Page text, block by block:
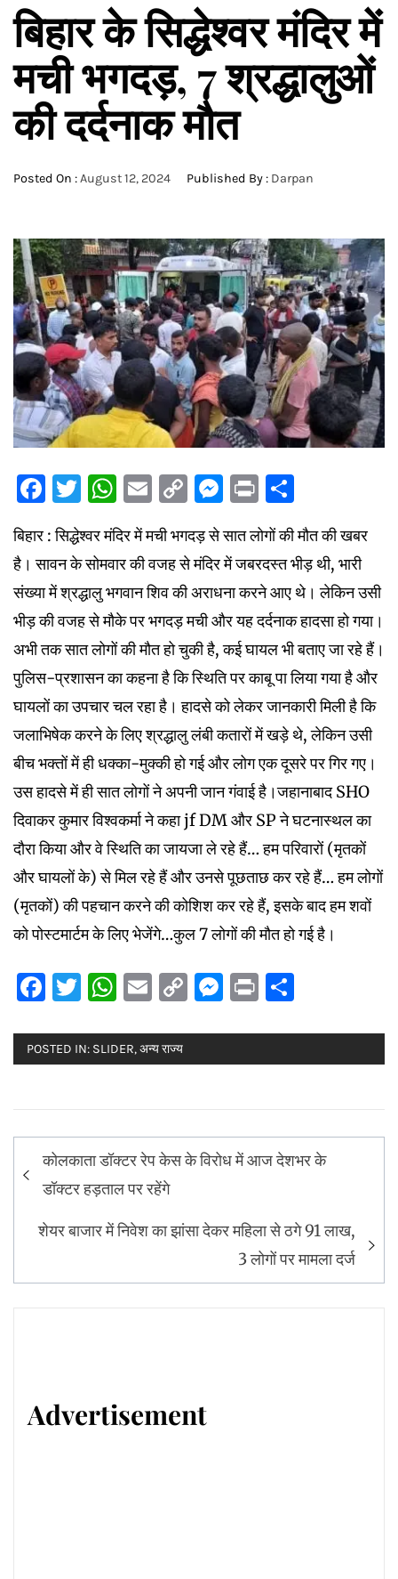
बिहार के सिद्धेश्वर मंदिर में
मची भगदड़, 7 श्रद्धालुओं
की दर्दनाक मौत
Posted On :August 12, 2024 Published By : Darpan
Facebook
Twitter
WhatsApp
Email
CopyMessenger
Print
बिहार : सिद्धेश्वर मंदिर में मची भगदड़ से सात लोगों की मौत की खबर
है। सावन के सोमवार की वजह से मंदिर में जबरदस्त भीड़ थी, भारी
संख्या में श्रद्धालु भगवान शिव की अराधना करने आए थे। लेकिन उसी
भीड़ की वजह से मौके पर भगदड़ मची और यह दर्दनाक हादसा हो गया।
अभी तक सात लोगों की मौत हो चुकी है, कई घायल भी बताए जा रहे हैं।
पुलिस-प्रशासन का कहना है कि स्थिति पर काबू पा लिया गया है और
घायलों का उपचार चल रहा है। हादसे को लेकर जानकारी मिली है कि
जलाभिषेक करने के लिए श्रद्धालु लंबी कतारों में खड़े थे, लेकिन उसी
बीच भक्तों में ही धक्का-मुक्की हो गई और लोग एक दूसरे पर गिर गए।
उस हादसे में ही सात लोगों ने अपनी जान गंवाई है।जहानाबाद SHO
दिवाकर कुमार विश्वकर्मा ने कहा jf DM और SP ने घटनास्थल का
दौरा किया और वे स्थिति का जायजा ले रहे हैं… हम परिवारों (मृतकों
और घायलों के) से मिल रहे हैं और उनसे पूछताछ कर रहे हैं… हम लोगों
(मृतकों) की पहचान करने की कोशिश कर रहे हैं, इसके बाद हम शवों
को पोस्टमार्टम के लिए भेजेंगे…कुल 7 लोगों की मौत हो गई है।
Facebook
Twitter
WhatsApp
Email
CopyMessenger
Print
POSTED IN: SLIDER,अन्य राज्य
Post
navigation
कोलकाता डॉक्टर रेप केस के विरोध में आज देशभर के
डॉक्टर हड़ताल पर रहेंगे
शेयर बाजार में निवेश का झांसा देकर महिला से ठगे 91 लाख,
3 लोगों पर मामला दर्ज
Advertisement